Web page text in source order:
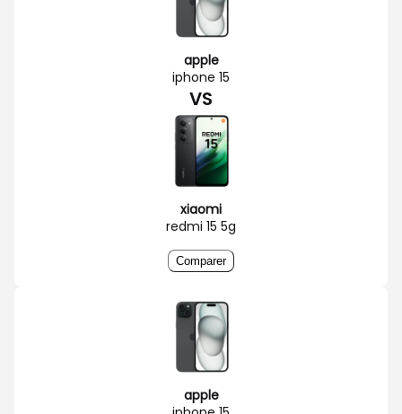
apple
iphone 15
VS
xiaomi
redmi 15 5g
Comparer
apple